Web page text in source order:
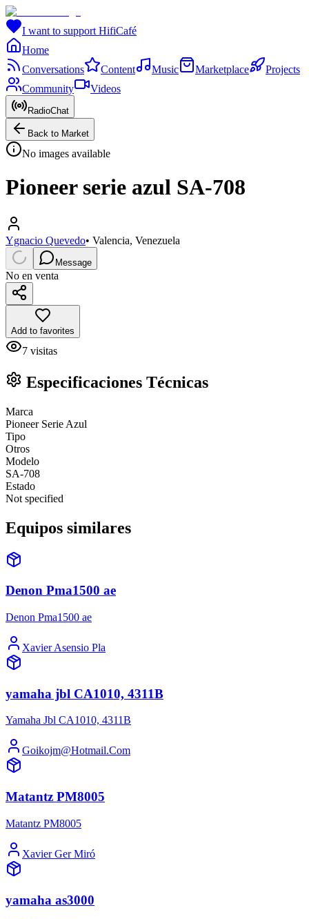
I want to support HifiCafé
Home
Conversations
Content Music Marketplace
Projects
Community
Videos
RadioChat
Back to Market
No images available
Pioneer serie azul SA-708
Ygnacio Quevedo• Valencia, Venezuela
Message
No en venta
Add to favorites
7 visitas
Especificaciones Técnicas
Marca
Pioneer Serie Azul
Tipo
Otros
Modelo
SA-708
Estado
Not specified
Equipos similares
Denon Pma1500 ae
Denon Pma1500 ae
Xavier Asensio Pla
yamaha jbl CA1010, 4311B
Yamaha Jbl CA1010, 4311B
Goikojm@Hotmail.Com
Matantz PM8005
Matantz PM8005
Xavier Ger Miró
yamaha as3000